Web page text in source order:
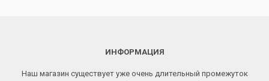
ИНФОРМАЦИЯ
Наш магазин существует уже очень длительный промежуток